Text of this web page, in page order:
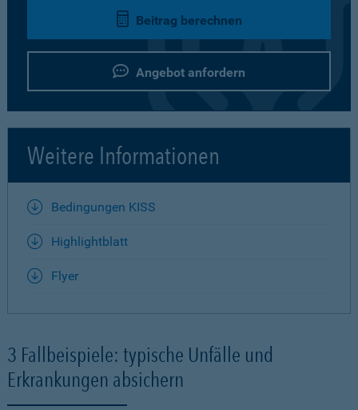
Beitrag berechnen
Angebot anfordern
Weitere Informationen
Bedingungen KISS
Highlightblatt
Flyer
3 Fallbeispiele: typische Unfälle und
Erkrankungen absichern